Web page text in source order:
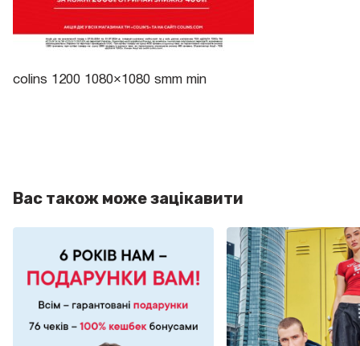
colins 1200 1080×1080 smm min
Вас також може зацікавити